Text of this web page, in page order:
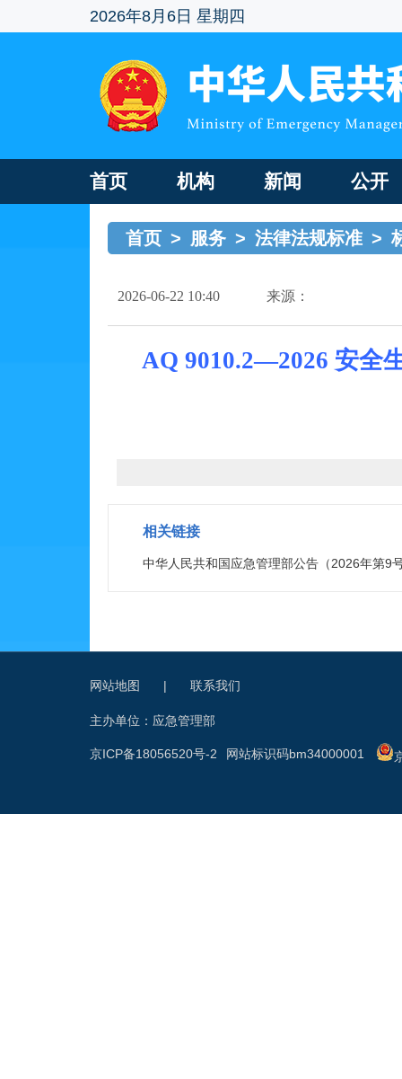
2026年8月6日 星期四
首页 机构 新闻 公开
首页 > 服务 > 法律法规标准 >
2026-06-22 10:40 来源：
AQ 9010.2—2026 安全
相关链接
中华人民共和国应急管理部公告（2026年第9
网站地图 | 联系我们
主办单位：应急管理部
网站标识码bm34000001
京ICP备18056520号-2